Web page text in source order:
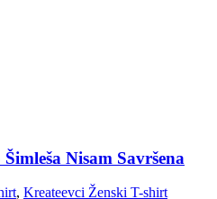
Nisam Savršena
, Kreateevci Ženski T-shirt